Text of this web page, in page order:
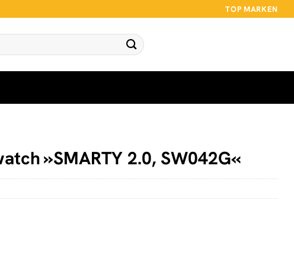
TOP MARKEN
»SMARTY 2.0, SW042G«